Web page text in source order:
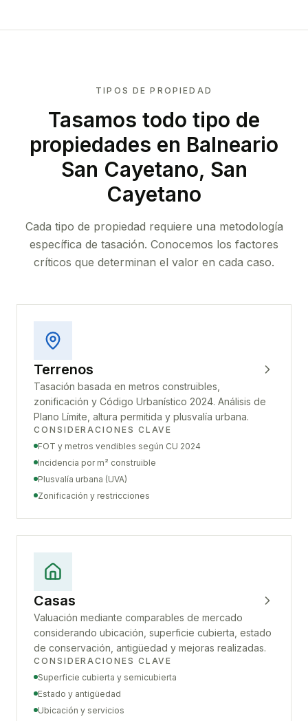
TIPOS DE PROPIEDAD
Tasamos todo tipo de
propiedades en Balneario
San Cayetano, San
Cayetano
Cada tipo de propiedad requiere una metodología
específica de tasación. Conocemos los factores
críticos que determinan el valor en cada caso.
Terrenos
Tasación basada en metros construibles,
zonificación y Código Urbanístico 2024. Análisis de
Plano Límite, altura permitida y plusvalía urbana.
CONSIDERACIONES CLAVE
FOT y metros vendibles según CU 2024
Incidencia por m² construible
Plusvalía urbana (UVA)
Zonificación y restricciones
Casas
Valuación mediante comparables de mercado
considerando ubicación, superficie cubierta, estado
de conservación, antigüedad y mejoras realizadas.
CONSIDERACIONES CLAVE
Superficie cubierta y semicubierta
Estado y antigüedad
Ubicación y servicios